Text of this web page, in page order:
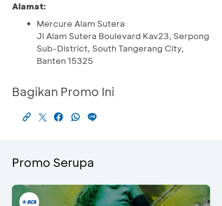
Alamat:
Mercure Alam Sutera
Jl Alam Sutera Boulevard Kav23, Serpong
Sub-District, South Tangerang City,
Banten 15325
Bagikan Promo Ini
Promo Serupa